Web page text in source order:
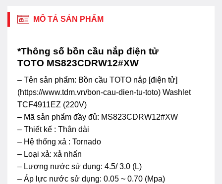
MÔ TẢ SẢN PHẨM
*Thông số bồn cầu nắp điện tử
TOTO MS823CDRW12#XW
– Tên sản phẩm: Bồn cầu TOTO nắp [điện tử]
(https://www.tdm.vn/bon-cau-dien-tu-toto) Washlet
TCF4911EZ (220V)
– Mã sản phẩm đầy đủ: MS823CDRW12#XW
– Thiết kế : Thân dài
– Hệ thống xả : Tornado
– Loại xả: xả nhấn
– Lượng nước sử dụng: 4.5/ 3.0 (L)
– Áp lực nước sử dụng: 0.05 ~ 0.70 (Mpa)